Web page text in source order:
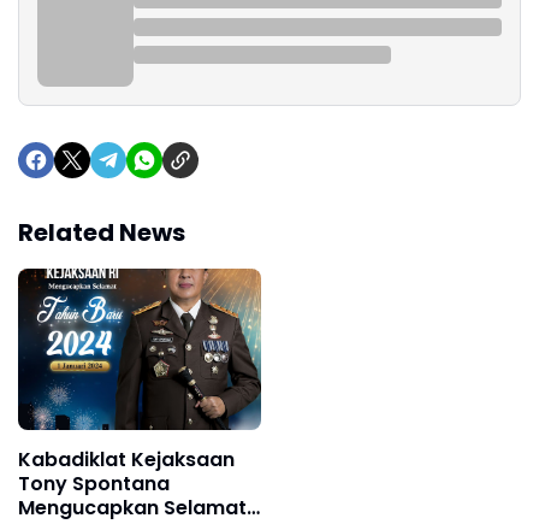
Related News
Kabadiklat Kejaksaan
Tony Spontana
Mengucapkan Selamat